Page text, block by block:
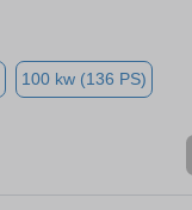
100 kw (136 PS)